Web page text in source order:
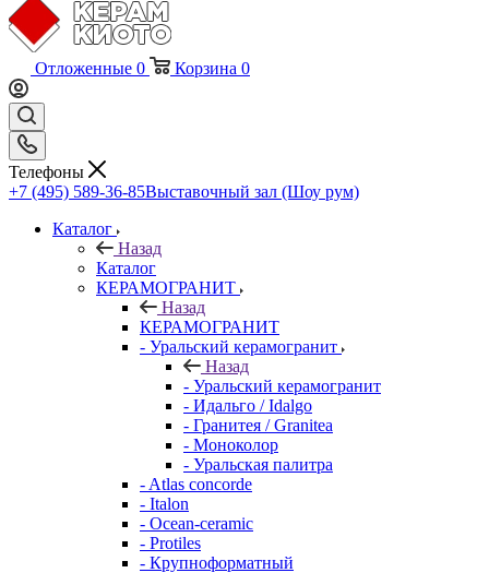
Отложенные 0 Корзина 0
Телефоны
+7 (495) 589-36-85Выставочный зал (Шоу рум)
Каталог
Назад
Каталог
КЕРАМОГРАНИТ
Назад
КЕРАМОГРАНИТ
- Уральский керамогранит
Назад
- Уральский керамогранит
- Идальго / Idalgo
- Гранитея / Granitea
- Моноколор
- Уральская палитра
- Atlas concorde
- Italon
- Ocean-ceramic
- Protiles
- Крупноформатный